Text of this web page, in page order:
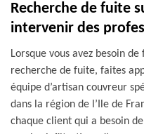
Recherche de fuite
intervenir des
Lorsque vous avez besoin
recherche de fuite, faites
équipe d’artisan couvreur
dans la région de l’Ile de
chaque client qui a besoin